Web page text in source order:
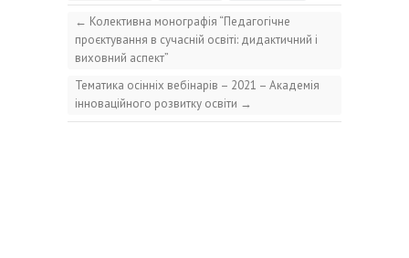
← Колективна монографія “Педагогічне
проєктування в сучасній освіті: дидактичний і
виховний аспект”
Тематика осінніх вебінарів – 2021 – Академія
інноваційного розвитку освіти →